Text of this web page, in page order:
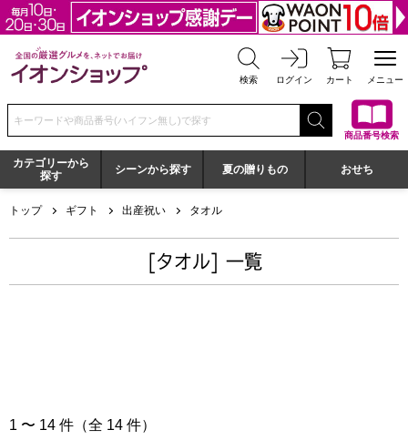
全国の厳選グルメを、ネットでお届け イオンショップ
検索 ログイン カート メニュー
検索キーワードまたは商品番号を入力してください
商品番号検索
カテゴリーから
探す
シーンから探す 夏の贈りもの おせち
トップ ギフト 出産祝い タオル
[タオル] 一覧
「タオル」の商品一覧
1 〜 14 件（全 14 件）